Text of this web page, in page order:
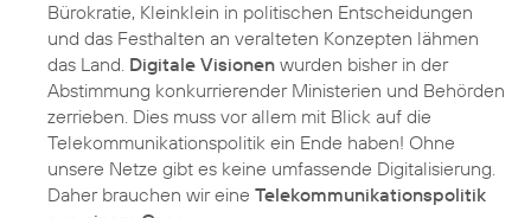
Bürokratie, Kleinklein in politischen Entscheidungen
und das Festhalten an veralteten Konzepten lähmen
das Land. Digitale Visionen wurden bisher in der
Abstimmung konkurrierender Ministerien und Behörden
zerrieben. Dies muss vor allem mit Blick auf die
Telekommunikationspolitik ein Ende haben! Ohne
unsere Netze gibt es keine umfassende Digitalisierung.
Daher brauchen wir eine Telekommunikationspolitik